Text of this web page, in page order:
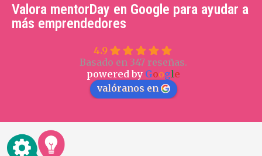
Valora mentorDay en Google para ayudar a
más emprendedores
4.9
Basado en 347 reseñas.
powered by Google
valóranos en